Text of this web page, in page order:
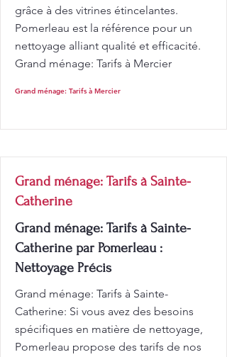
grâce à des vitrines étincelantes.
Pomerleau est la référence pour un
nettoyage alliant qualité et efficacité.
Grand ménage: Tarifs à Mercier
Grand ménage: Tarifs à Mercier
Grand ménage: Tarifs à Sainte-
Catherine
Grand ménage: Tarifs à Sainte-
Catherine par Pomerleau :
Nettoyage Précis
Grand ménage: Tarifs à Sainte-
Catherine: Si vous avez des besoins
spécifiques en matière de nettoyage,
Pomerleau propose des tarifs de nos